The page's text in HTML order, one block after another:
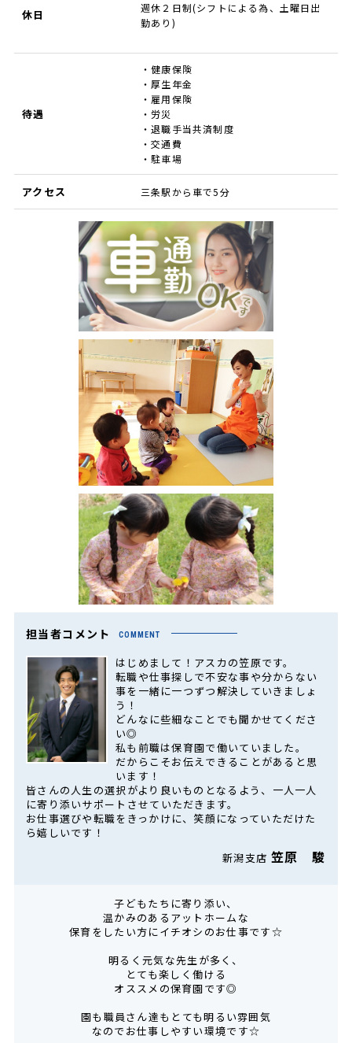
休日
週休２日制(シフトによる為、土曜日出
勤あり)
待遇
・健康保険
・厚生年金
・雇用保険
・労災
・退職手当共済制度
・交通費
・駐車場
アクセス 三条駅から車で5分
担当者コメント COMMENT
はじめまして！アスカの笠原です。
転職や仕事探しで不安な事や分からない
事を一緒に一つずつ解決していきましょ
う！
どんなに些細なことでも聞かせてくださ
い◎
私も前職は保育園で働いていました。
だからこそお伝えできることがあると思
います！
皆さんの人生の選択がより良いものとなるよう、一人一人
に寄り添いサポートさせていただきます。
お仕事選びや転職をきっかけに、笑顔になっていただけた
ら嬉しいです！
新潟支店 笠原 駿
子どもたちに寄り添い、
温かみのあるアットホームな
保育をしたい方にイチオシのお仕事です☆
明るく元気な先生が多く、
とても楽しく働ける
オススメの保育園です◎
園も職員さん達もとても明るい雰囲気
なのでお仕事しやすい環境です☆